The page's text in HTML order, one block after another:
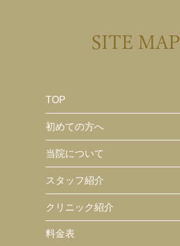
SITE MAP
TOP
初めての方へ
当院について
スタッフ紹介
クリニック紹介
料金表